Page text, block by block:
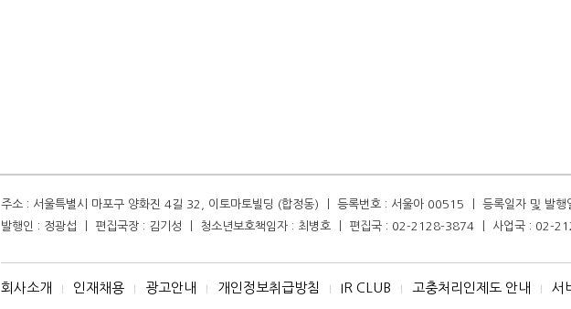
주소 : 서울특별시 마포구 양화진 4길 32, 이토마토빌딩 (합정동) ㅣ 등록번호 : 서울아 00515 ㅣ 등록일자 및 발
발행인 : 정광섭 ㅣ 편집국장 : 김기성 ㅣ 청소년보호책임자 : 최병호 ㅣ 편집국 : 02-2128-3874 ㅣ 사업국 : 02-
회사소개 I 인재채용 I 광고안내 I 개인정보취급방침 I IR CLUB I 고충처리인제도 안내 I 서